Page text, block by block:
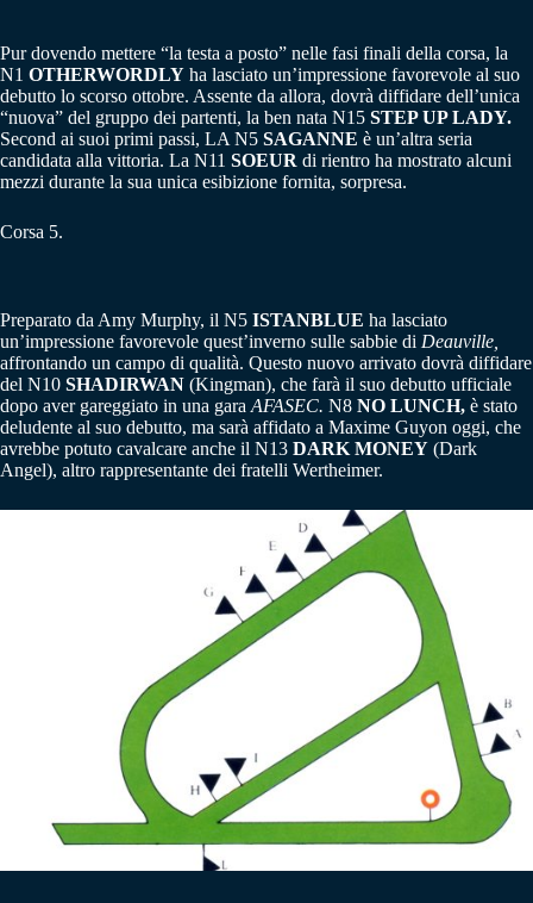
Pur dovendo mettere “la testa a posto” nelle fasi finali della corsa, la
N1 OTHERWORDLY ha lasciato un’impressione favorevole al suo
debutto lo scorso ottobre. Assente da allora, dovrà diffidare dell’unica
“nuova” del gruppo dei partenti, la ben nata N15 STEP UP LADY.
Second ai suoi primi passi, LA N5 SAGANNE è un’altra seria
candidata alla vittoria. La N11 SOEUR di rientro ha mostrato alcuni
mezzi durante la sua unica esibizione fornita, sorpresa.
Corsa 5.
Preparato da Amy Murphy, il N5 ISTANBLUE ha lasciato
un’impressione favorevole quest’inverno sulle sabbie di Deauville,
affrontando un campo di qualità. Questo nuovo arrivato dovrà diffidare
del N10 SHADIRWAN (Kingman), che farà il suo debutto ufficiale
dopo aver gareggiato in una garaAFASEC. N8 NO LUNCH, è stato
deludente al suo debutto, ma sarà affidato a Maxime Guyon oggi, che
avrebbe potuto cavalcare anche il N13 DARK MONEY (Dark
Angel), altro rappresentante dei fratelli Wertheimer.